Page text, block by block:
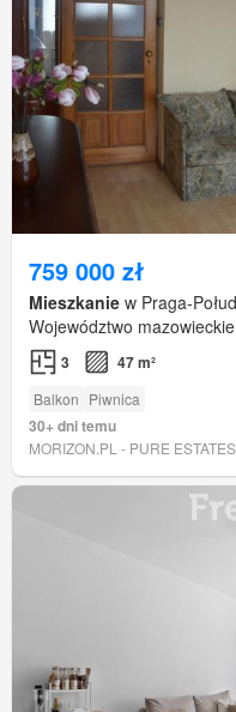
759 000 zł
Mieszkanie w Praga-
Województwo mazowieckie
3 47 m²
Balkon Piwnica
30+ dni temu
MORIZON.PL - PURE ESTATES